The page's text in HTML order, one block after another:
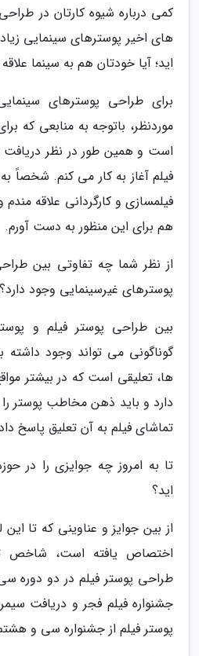
کمی درباره شیوه کارتان در
های اخیر پوسترهای سینمایی
اید؛ آیا خودتان هم به سینما
برای طراحی پوسترهای
موردنظر، باتوجه به منابعی که
است و همین طور در نظر دریافت
فیلم آغاز به کار می کنم. شخصاً
فیلمسازی و کارگردانی علاقه مندم
هم برای این منظور به دست آورم.
از نظر شما چه تفاوتی بین
پوسترهای غیرسینمایی وجود دارد؟
بین طراحی پوستر فیلم و
گوناگونی می تواند وجود داشته
ها، تعلیقی است که در بیشتر
دارد و باید ذهن مخاطب پوستر را
تماشای فیلم به آن تعلیق پاسخ
تا به امروز چه جوایزی را در
اید؟
از بین جوایز و عناوینی که تا
اختصاص یافته است، شاخص
طراحی پوستر فیلم در دو
جشنواره فیلم فجر و دریافت
پوستر فیلم از جشنواره سی و